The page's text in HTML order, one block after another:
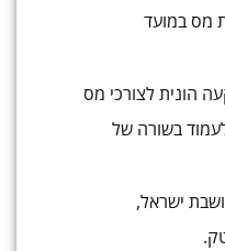
מס במועד
הונית לצורכי מס
בשורה של
ישראל,